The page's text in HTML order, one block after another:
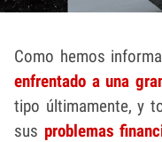
Como hemos
enfrentado a una
tipo últimamente, y
sus problemas